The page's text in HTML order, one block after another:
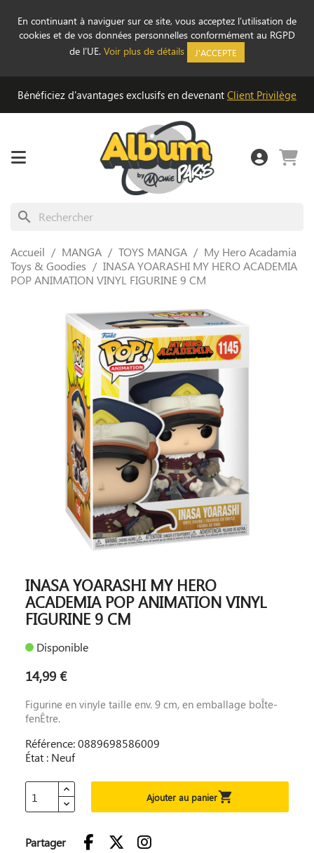
En continuant à naviguer sur ce site, vous acceptez l’utilisation de
cookies et de vos données personnelles conformément au RGPD
de l’UE. Voir plus de détails J'ACCEPTE
Bénéficiez d'avantages exclusifs en devenant Client Privilège
search
Accueil MANGA TOYS MANGA
My Hero Acadamia
Toys & Goodies
INASA YOARASHI MY HERO ACADEMIA
POP ANIMATION VINYL FIGURINE 9 CM
INASA YOARASHI MY HERO
ACADEMIA POP ANIMATION VINYL
FIGURINE 9 CM
Disponible
14,99 €
Figurine en vinyle taille env. 9 cm, en emballage boÎte-
fenÊtre.
Référence: 0889698586009
État : Neuf
Ajouter au panier
Partager